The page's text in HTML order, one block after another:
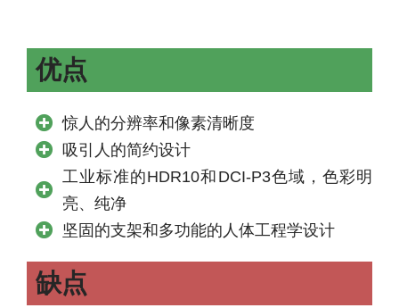
优点
惊人的分辨率和像素清晰度
吸引人的简约设计
工业标准的HDR10和DCI-P3色域，色彩明
亮、纯净
坚固的支架和多功能的人体工程学设计
缺点